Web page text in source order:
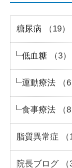
糖尿病 （19）
低血糖 （3）
運動療法 （6
食事療法 （8
脂質異常症 （1
院長ブログ （3